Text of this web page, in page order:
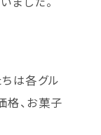
は各グル
格、お菓子